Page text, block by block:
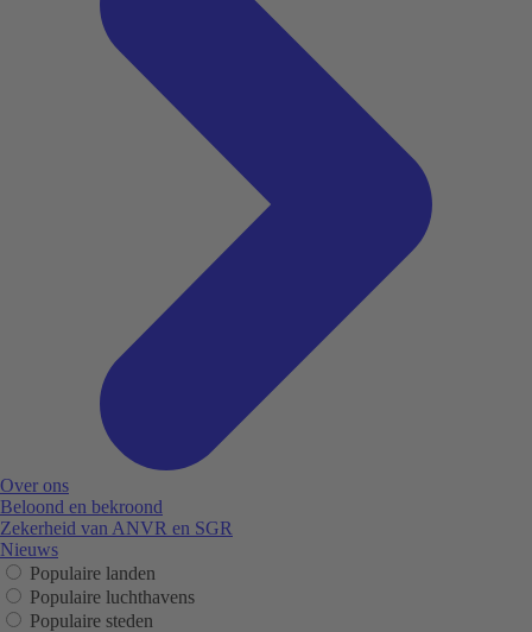
Over ons
Beloond en bekroond
Zekerheid van ANVR en SGR
Nieuws
Populaire landen
Populaire luchthavens
Populaire steden